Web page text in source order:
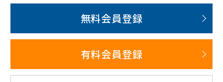
無料会員登録
有料会員登録